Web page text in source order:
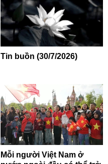
Tin buồn (30/7/2026)
Mỗi người Việt Nam ở